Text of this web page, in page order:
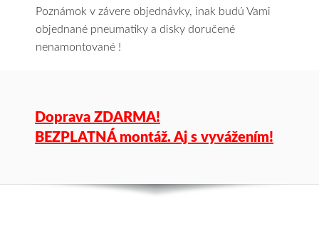
Poznámok v závere objednávky, inak budú Vami
objednané pneumatiky a disky doručené
nenamontované !
Doprava ZDARMA!
BEZPLATNÁ montáž. Aj s vyvážením!